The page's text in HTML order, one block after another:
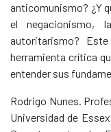
anticomunismo? ¿Y
el negacionismo,
autoritarismo?
herramienta crítica
entender sus
Rodrigo Nunes.
Universidad de